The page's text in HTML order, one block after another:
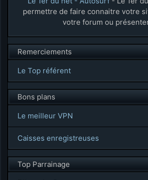
permettre de faire connaitre votre
votre forum ou
Remerciements
Le Top référent
Bons plans
Le meilleur VPN
Caisses enregistreuses
Top Parrainage